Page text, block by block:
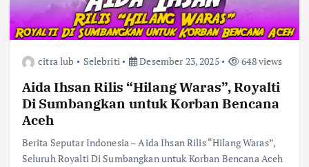
citra lub Selebriti Desember 23, 2025 648 views
Aida Ihsan Rilis “Hilang Waras”, Royalti
Di Sumbangkan untuk Korban Bencana
Aceh
Berita Seputar Indonesia – Aida Ihsan Rilis “Hilang Waras”,
Seluruh Royalti Di Sumbangkan untuk Korban Bencana Aceh